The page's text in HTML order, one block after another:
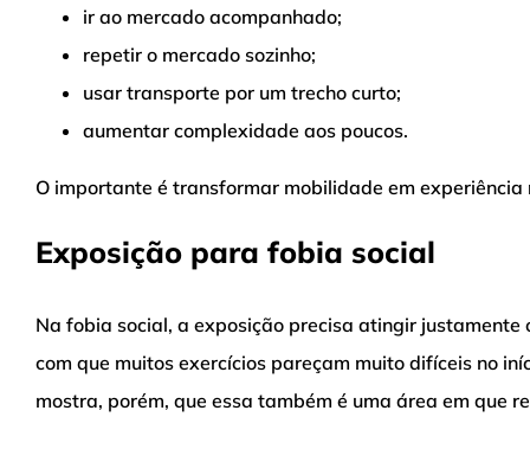
ir ao mercado acompanhado;
repetir o mercado sozinho;
usar transporte por um trecho curto;
aumentar complexidade aos poucos.
O importante é transformar mobilidade em
Exposição para fobia social
Na fobia social, a exposição precisa atingir
com que muitos exercícios pareçam muito difíceis no
mostra, porém, que essa também é uma área em que